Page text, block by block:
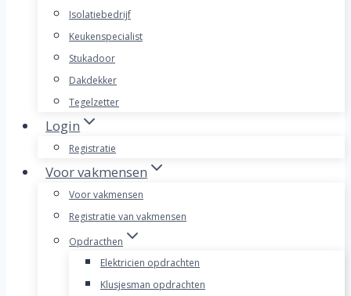
Isolatiebedrijf
Keukenspecialist
Stukadoor
Dakdekker
Tegelzetter
Login
Registratie
Voor vakmensen
Voor vakmensen
Registratie van vakmensen
Opdracthen
Elektricien opdrachten
Klusjesman opdrachten